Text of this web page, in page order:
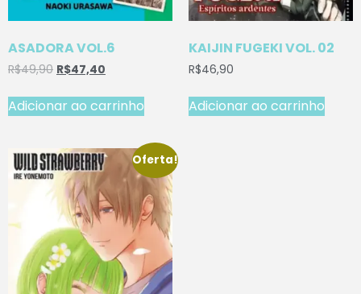
ASADORA VOL.6
R$49,90 R$47,40
Adicionar ao carrinho
KAIJIN FUGEKI VOL. 02
R$46,90
Adicionar ao carrinho
Oferta!